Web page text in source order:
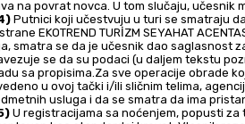
na povrat novca. U tom slučaju,
Putnici koji učestvuju u turi se smatraju
EKOTREND TURİZM SEYAHAT
smatra se da je učesnik dao saglasnost
se da su podaci (u daljem tekstu
sa propisima.Za sve operacije obrade
u ovoj tački i/ili sličnim telima,
usluga i da se smatra da ima
U registracijama sa noćenjem, popusti